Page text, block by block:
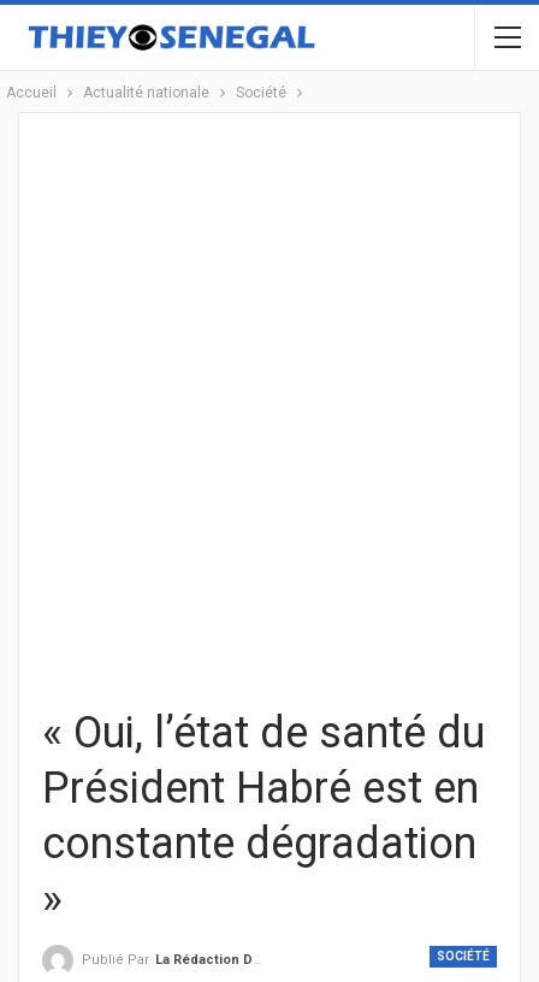
Accueil Actualité nationale Société
« Oui, l’état de santé du
Président Habré est en
constante dégradation
»
SOCIÉTÉ
Publié Par La Rédaction De THIEYSENEGAL.com